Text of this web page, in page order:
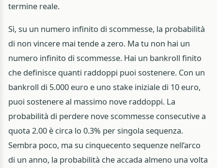
termine reale.
Sì, su un numero infinito di scommesse, la probabilità
di non vincere mai tende a zero. Ma tu non hai un
numero infinito di scommesse. Hai un bankroll finito
che definisce quanti raddoppi puoi sostenere. Con un
bankroll di 5.000 euro e uno stake iniziale di 10 euro,
puoi sostenere al massimo nove raddoppi. La
probabilità di perdere nove scommesse consecutive a
quota 2.00 è circa lo 0.3% per singola sequenza.
Sembra poco, ma su cinquecento sequenze nell’arco
di un anno, la probabilità che accada almeno una volta